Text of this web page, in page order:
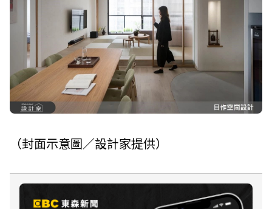
（封面示意圖／設計家提供）